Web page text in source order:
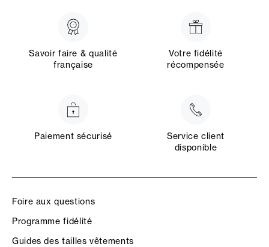
Savoir faire & qualité
française
Votre fidélité
récompensée
Paiement sécurisé
Service client
disponible
Foire aux questions
Programme fidélité
Guides des tailles vêtements